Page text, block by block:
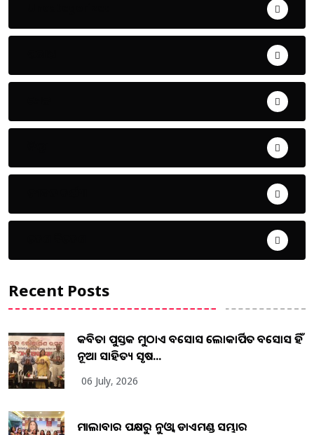
Recent Posts
କବିତା ପୁସ୍ତକ ମୁଠାଏ ଅବସୋସ ଲୋକାର୍ପିତ ଅବସୋସ ହିଁ
ନୂଆ ସାହିତ୍ୟ ସୃଷ...
06 July, 2026
ମାଲାବାର ପକ୍ଷରୁ ନୁଓ୍ବା ଡାଏମଣ୍ଡ ସମ୍ଭାର